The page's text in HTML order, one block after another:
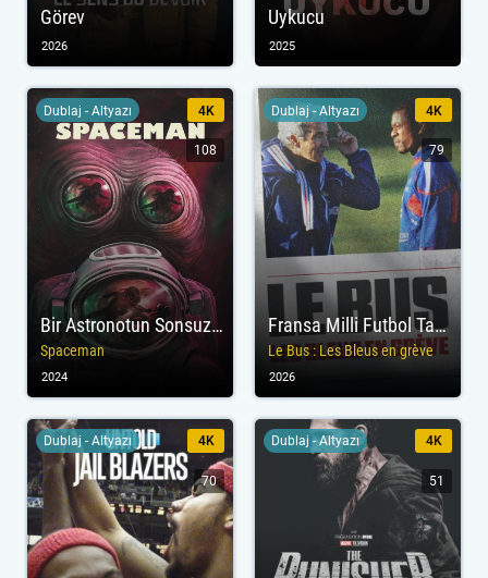
Görev
2026
Uykucu
2025
Bir Astronotun Sonsuz Yolculuğu
Spaceman
Dublaj - Altyazı 4K
108
2024
Fransa Milli Futbol Takımının İsyanı
Le Bus : Les Bleus en grève
Dublaj - Altyazı 4K
79
2026
Dublaj - Altyazı 4K
70
Dublaj - Altyazı 4K
51